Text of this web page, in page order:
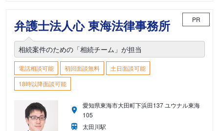
弁護士法人心 東海法律事務所 PR
相続案件のための「相続チーム」が担当
電話相談可能 初回面談無料
土日面談可能
18時以降面談可能
愛知県東海市大田町下浜田137 ユウナル東海
105
太田川駅